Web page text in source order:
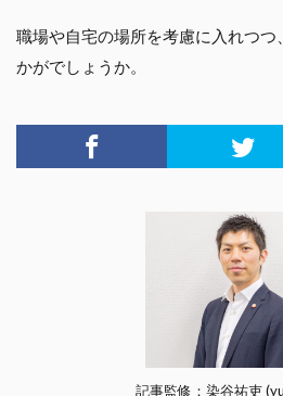
職場や自宅の場所を考慮に入れつ
かがでしょうか。
記事監修：染谷祐吏